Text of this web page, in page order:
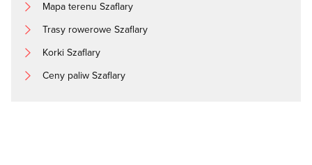
Mapa terenu Szaflary
Trasy rowerowe Szaflary
Korki Szaflary
Ceny paliw Szaflary